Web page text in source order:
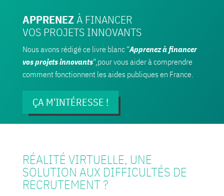
APPRENEZÀ FINANCER
VOS PROJETS INNOVANTS
Nous avons rédigé ce livre blanc “Apprenez à financer
vos projets innovants“,pour vous aider à comprendre
comment fonctionnent les aides publiques en France.
ÇA M'INTÉRESSE !
RÉALITÉ VIRTUELLE, UNE
SOLUTION AUX DIFFICULTÉS DE
RECRUTEMENT ?